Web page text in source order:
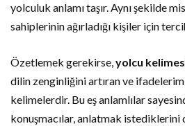
yolculuk anlamı taşır. Aynı şekilde
sahiplerinin ağırladığı kişiler için
Özetlemek gerekirse,yolcu
dilin zenginliğini artıran ve
kelimelerdir. Bu eş anlamlılar
konuşmacılar, anlatmak